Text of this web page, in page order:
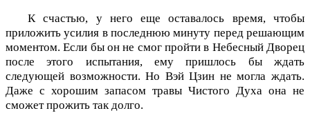
К счастью, у него еще оставалось время, чтобы
приложить усилия в последнюю минуту перед решающим
моментом. Если бы он не смог пройти в Небесный Дворец
после этого испытания, ему пришлось бы ждать
следующей возможности. Но Вэй Цзин не могла ждать.
Даже с хорошим запасом травы Чистого Духа она не
сможет прожить так долго.